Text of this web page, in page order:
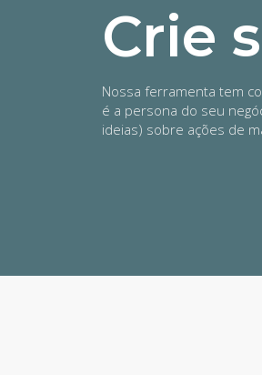
Crie
Nossa ferramenta tem
é a persona do seu
ideias) sobre ações de